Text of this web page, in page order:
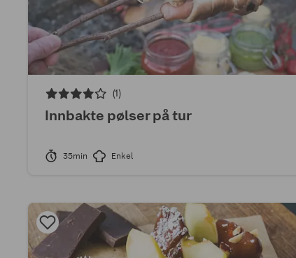
(1)
Innbakte pølser på tur
35min Enkel